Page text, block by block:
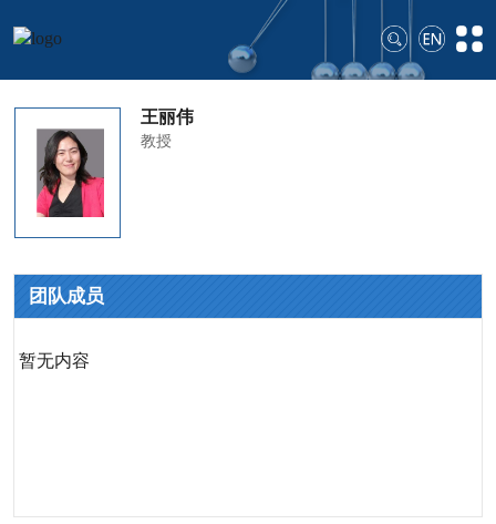
王丽伟
教授
团队成员
暂无内容